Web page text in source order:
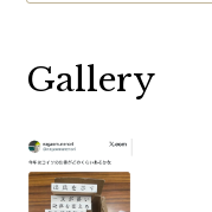
Gallery